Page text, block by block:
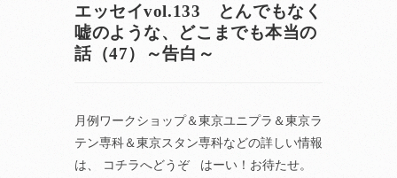
エッセイvol.133 とんでもなく
嘘のような、どこまでも本当の
話（47）～告白～
月例ワークショップ＆東京ユニプラ＆東京ラ
テン専科＆東京スタン専科などの詳しい情報
は、 コチラへどうぞ はーい！お待たせ。